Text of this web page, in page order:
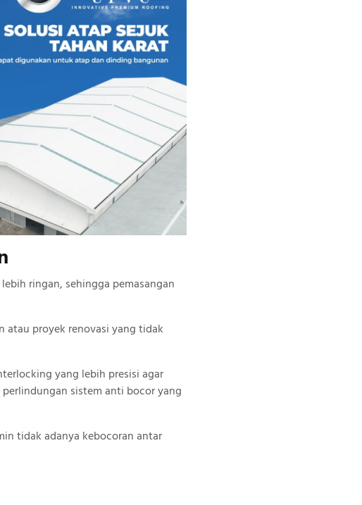
ringan, sehingga pemasangan
atau proyek renovasi yang tidak
yang lebih presisi agar
sistem anti bocor yang
tidak adanya kebocoran antar